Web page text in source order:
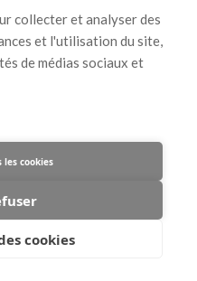
collecter et analyser des
et l'utilisation du site,
de médias sociaux et
cookies
cookies

350 €